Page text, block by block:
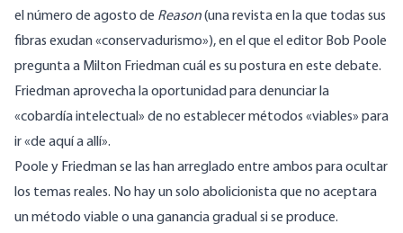
el número de agosto de Reason(una revista en la que todas sus
fibras exudan «conservadurismo»), en el que el editor Bob Poole
pregunta a Milton Friedman cuál es su postura en este debate.
Friedman aprovecha la oportunidad para denunciar la
«cobardía intelectual» de no establecer métodos «viables» para
ir «de aquí a allí».
Poole y Friedman se las han arreglado entre ambos para ocultar
los temas reales. No hay un solo abolicionista que no aceptara
un método viable o una ganancia gradual si se produce.